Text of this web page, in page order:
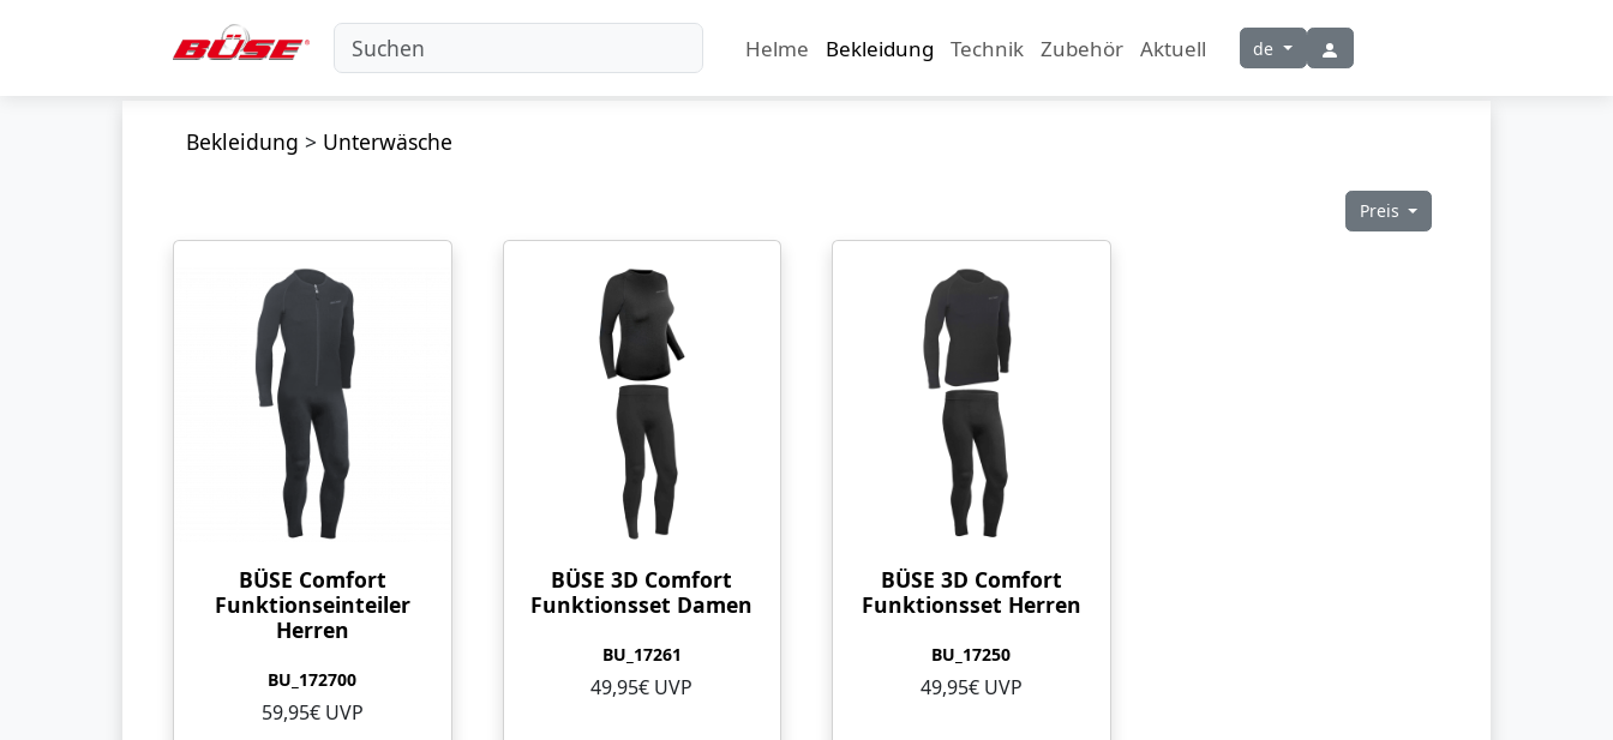
Helme Bekleidung Technik Zubehör Aktuell de
Bekleidung > Unterwäsche
Preis
BÜSE Comfort
Funktionseinteiler
Herren
BU_172700
59,95€ UVP
BÜSE 3D Comfort
Funktionsset Damen
BU_17261
49,95€ UVP
BÜSE 3D Comfort
Funktionsset Herren
BU_17250
49,95€ UVP